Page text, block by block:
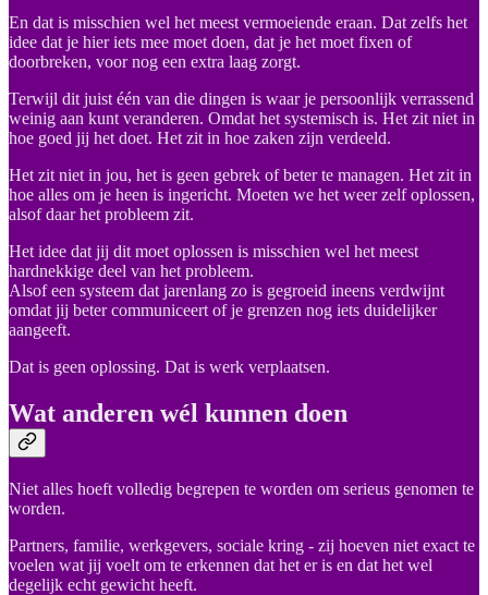
En dat is misschien wel het meest vermoeiende eraan. Dat zelfs het
idee dat je hier iets mee moet doen, dat je het moet fixen of
doorbreken, voor nog een extra laag zorgt.
Terwijl dit juist één van die dingen is waar je persoonlijk verrassend
weinig aan kunt veranderen. Omdat het systemisch is. Het zit niet in
hoe goed jij het doet. Het zit in hoe zaken zijn verdeeld.
Het zit niet in jou, het is geen gebrek of beter te managen. Het zit in
hoe alles om je heen is ingericht. Moeten we het weer zelf oplossen,
alsof daar het probleem zit.
Het idee dat jij dit moet oplossen is misschien wel het meest
hardnekkige deel van het probleem.
Alsof een systeem dat jarenlang zo is gegroeid ineens verdwijnt
omdat jij beter communiceert of je grenzen nog iets duidelijker
aangeeft.
Dat is geen oplossing. Dat is werk verplaatsen.
Wat anderen wél kunnen doen
Niet alles hoeft volledig begrepen te worden om serieus genomen te
worden.
Partners, familie, werkgevers, sociale kring - zij hoeven niet exact te
voelen wat jij voelt om te erkennen dat het er is en dat het wel
degelijk echt gewicht heeft.